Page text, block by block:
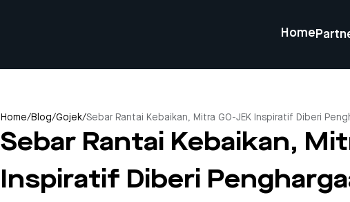
Home
Home/Blog/Gojek/Sebar Rantai Kebaikan, Mitra GO-JEK Inspiratif Diberi
Sebar Rantai Kebaikan,
Inspiratif Diberi